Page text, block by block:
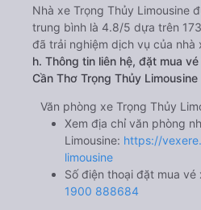
Nhà xe Trọng Thủy Limousine
trung bình là 4.8/5 dựa trên
đã trải nghiệm dịch vụ của nhà
h. Thông tin liên hệ, đặt mua
Cần Thơ Trọng Thủy Limousine
Văn phòng xe Trọng Thủy
Xem địa chỉ văn phòng
Limousine: https://
limousine
Số điện thoại đặt mua vé
1900 888684